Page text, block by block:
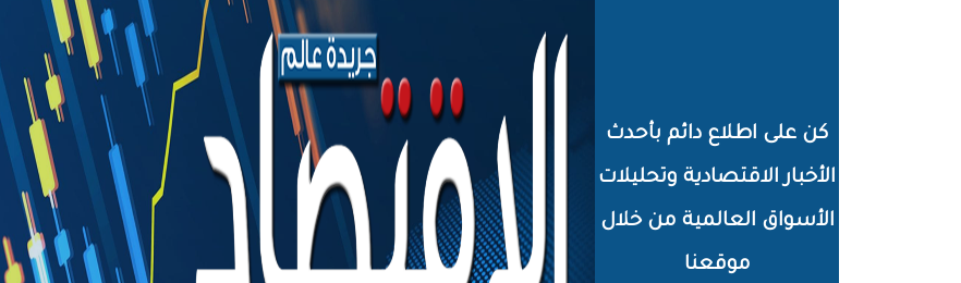
كن على اطلاع دائم بأحدث
الأخبار الاقتصادية وتحليلات
الأسواق العالمية من خلال
موقعنا